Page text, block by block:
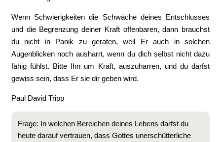
Wenn Schwierigkeiten die Schwäche deines Entschlusses
und die Begrenzung deiner Kraft offenbaren, dann brauchst
du nicht in Panik zu geraten, weil Er auch in solchen
Augenblicken noch ausharrt, wenn du dich selbst nicht dazu
fähig fühlst. Bitte Ihn um Kraft, auszuharren, und du darfst
gewiss sein, dass Er sie dir geben wird.
Paul David Tripp
Frage: In welchen Bereichen deines Lebens darfst du
heute darauf vertrauen, dass Gottes unerschütterliche